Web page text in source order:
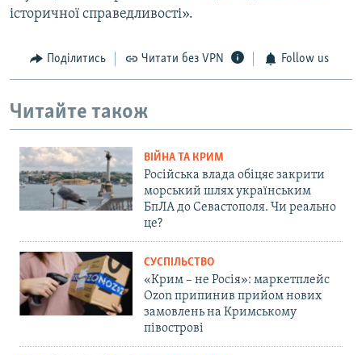
історичної справедливості».
Поділитись Читати без VPN Follow us
Читайте також
ВІЙНА ТА КРИМ
Російська влада обіцяє закрити
морський шлях українським
БпЛА до Севастополя. Чи реально
це?
СУСПІЛЬСТВО
«Крим – не Росія»: маркетплейс
Ozon припинив прийом нових
замовлень на Кримському
півострові